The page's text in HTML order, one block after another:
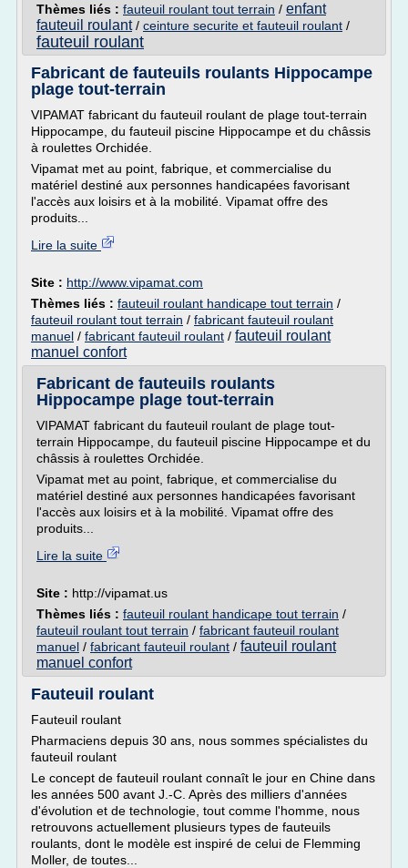
Thèmes liés : fauteuil roulant tout terrain / enfant
fauteuil roulant/ ceinture securite et fauteuil roulant /
fauteuil roulant
Fabricant de fauteuils roulants Hippocampe
plage tout-terrain
VIPAMAT fabricant du fauteuil roulant de plage tout-terrain
Hippocampe, du fauteuil piscine Hippocampe et du châssis
à roulettes Orchidée.
Vipamat met au point, fabrique, et commercialise du
matériel destiné aux personnes handicapées favorisant
l'accès aux loisirs et à la mobilité. Vipamat offre des
produits...
Lire la suite
Site : http://www.vipamat.com
Thèmes liés : fauteuil roulant handicape tout terrain /
fauteuil roulant tout terrain / fabricant fauteuil roulant
manuel / fabricant fauteuil roulant / fauteuil roulant
manuel confort
Fabricant de fauteuils roulants
Hippocampe plage tout-terrain
VIPAMAT fabricant du fauteuil roulant de plage tout-
terrain Hippocampe, du fauteuil piscine Hippocampe et du
châssis à roulettes Orchidée.
Vipamat met au point, fabrique, et commercialise du
matériel destiné aux personnes handicapées favorisant
l'accès aux loisirs et à la mobilité. Vipamat offre des
produits...
Lire la suite
Site : http://vipamat.us
Thèmes liés : fauteuil roulant handicape tout terrain /
fauteuil roulant tout terrain / fabricant fauteuil roulant
manuel / fabricant fauteuil roulant / fauteuil roulant
manuel confort
Fauteuil roulant
Fauteuil roulant
Pharmaciens depuis 30 ans, nous sommes spécialistes du
fauteuil roulant
Le concept de fauteuil roulant connaît le jour en Chine dans
les années 500 avant J.-C. Après des milliers d'années
d'évolution et de technologie, tout comme l'homme, nous
retrouvons actuellement plusieurs types de fauteuils
roulants, dont le modèle est inspiré de celui de Flemming
Moller, de toutes...